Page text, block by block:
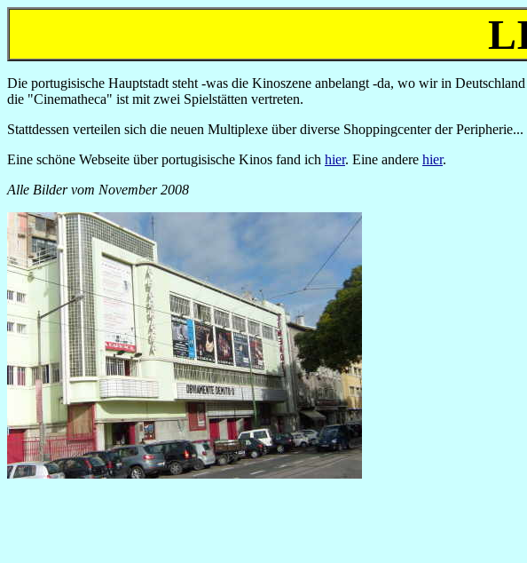
Die portugisische Hauptstadt steht -was die Kinoszene anbelangt -da, wo wir in
die "Cinematheca" ist mit zwei Spielstätten vertreten.
Stattdessen verteilen sich die neuen Multiplexe über diverse Shoppingcenter der Peripherie...
Eine schöne Webseite über portugisische Kinos fand ich hier. Eine andere hier.
Alle Bilder vom November 2008